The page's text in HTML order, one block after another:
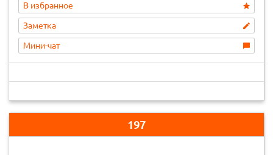
В избранное
Заметка
Мини-чат
197